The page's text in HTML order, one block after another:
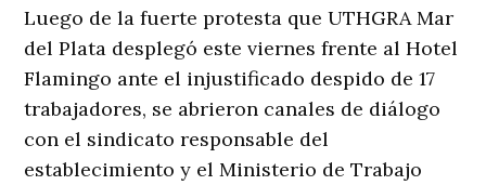
Luego de la fuerte protesta que UTHGRA Mar
del Plata desplegó este viernes frente al Hotel
Flamingo ante el injustificado despido de 17
trabajadores, se abrieron canales de diálogo
con el sindicato responsable del
establecimiento y el Ministerio de Trabajo